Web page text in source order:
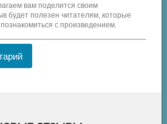
вам поделится своим
будет полезен читателям, которые
с произведением.